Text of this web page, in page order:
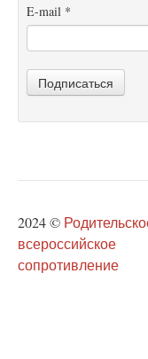
E-mail *
Подписаться
2024 ©
всероссийское
сопротивление